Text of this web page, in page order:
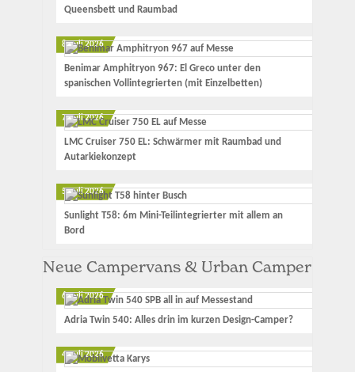
Queensbett und Raumbad
8. Juli 2026
Benimar Amphitryon 967: El Greco unter den
spanischen Vollintegrierten (mit Einzelbetten)
7. Juli 2026
LMC Cruiser 750 EL: Schwärmer mit Raumbad und
Autarkiekonzept
5. Juli 2026
Sunlight T58: 6m Mini-Teilintegrierter mit allem an
Bord
Neue Campervans & Urban Camper
6. Juli 2026
Adria Twin 540: Alles drin im kurzen Design-Camper?
4. Juli 2026